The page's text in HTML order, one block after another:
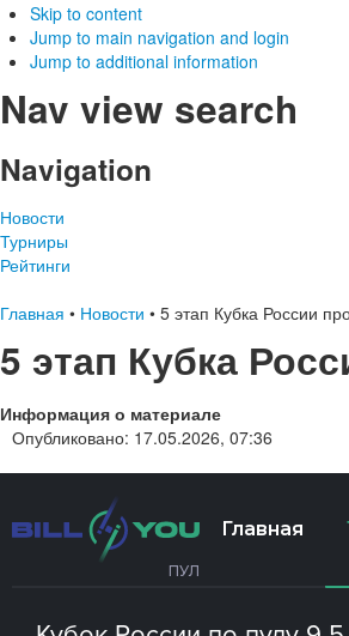
Skip to content
Jump to main navigation and login
Jump to additional information
Nav view search
Navigation
Новости
Турниры
Рейтинги
Главная • Новости • 5 этап Кубка России
5 этап Кубка
Информация о материале
Опубликовано: 17.05.2026, 07:36